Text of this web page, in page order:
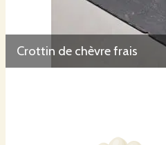
Crottin de chèvre frais